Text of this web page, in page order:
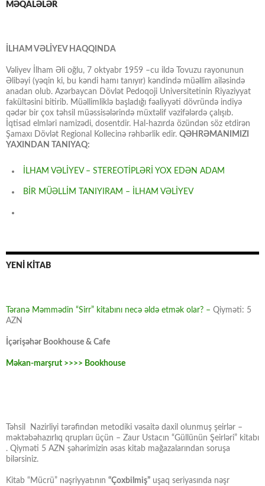
MƏQALƏLƏR
İLHAM VƏLİYEV HAQQINDA
Vəliyev İlham Əli oğlu, 7 oktyabr 1959 –cu ildə Tovuzu rayonunun
Əlibəyi (yəqin ki, bu kəndi hamı tanıyır) kəndində müəllim ailəsində
anadan olub. Azərbaycan Dövlət Pedoqoji Universitetinin Riyaziyyat
fakültəsini bitirib. Müəllimliklə başladığı fəaliyyəti dövründə indiyə
qədər bir çox təhsil müəssisələrində müxtəlif vəzifələrdə çalışıb.
İqtisad elmləri namizədi, dosentdir. Hal-hazırda özündən söz etdirən
Şamaxı Dövlət Regional Kollecinə rəhbərlik edir. QƏHRƏMANIMIZI
YAXINDAN TANIYAQ:
İLHAM VƏLİYEV – STEREOTİPLƏRİ YOX EDƏN ADAM
BİR MÜƏLLİM TANIYIRAM – İLHAM VƏLİYEV
YENİ KİTAB
Təranə Məmmədin “Sirr” kitabını necə əldə etmək olar? – Qiyməti: 5
AZN
İçərişəhər Bookhouse & Cafe
Məkan-marşrut >>>> Bookhouse
Təhsil Nazirliyi tərəfindən metodiki vəsaitə daxil olunmuş şeirlər –
məktəbəhazırlıq qrupları üçün – Zaur Ustacın “Güllünün Şeirləri” kitabı
. Qiyməti 5 AZN şəhərimizin əsas kitab mağazalarından soruşa
bilərsiniz.
Kitab “Mücrü” nəşriyyatının “Çoxbilmiş” uşaq seriyasında nəşr